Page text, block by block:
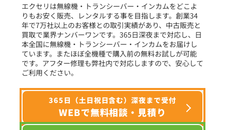
選択条件をリセット
エクセリは無線機・トランシーバー・インカムをどこよ
りもお安く販売、レンタルする事を目指します。創業34
年で7万社以上のお客様との取引実績があり、中古販売と
買取で業界ナンバーワンです。365日深夜まで対応し、日
本全国に無線機・トランシーバー・インカムをお届けし
ています。またほぼ全機種で購入前の無料お試しが可能
です。アフター修理も弊社内で対応しますので、安心して
ご利用ください。
365日（土日祝日含む）深夜まで受付
WEBで無料相談・見積り